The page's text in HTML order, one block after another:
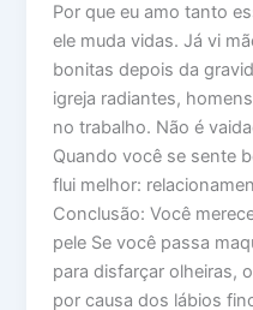
Por que eu amo tanto
ele muda vidas. Já vi
bonitas depois da
igreja radiantes,
no trabalho. Não é
Quando você se sente
flui melhor:
Conclusão: Você
pele Se você passa
para disfarçar olheiras,
por causa dos lábios